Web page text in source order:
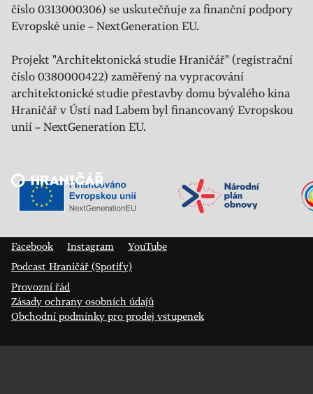
číslo 0313000306) se uskutečňuje za finanční podpory
Evropské unie – NextGeneration EU.
Projekt "Architektonická studie Hraničář" (registrační
číslo 0380000422) zaměřený na vypracování
architektonické studie přestavby domu bývalého kina
Hraničář v Ústí nad Labem byl financovaný Evropskou
unií – NextGeneration EU.
Veřejný sál Hraničář, spolek
Facebook
Instagram
YouTube
Podcast Hraničář (Spotify)
Provozní řád
Zásady ochrany osobních údajů
Obchodní podmínky pro prodej vstupenek